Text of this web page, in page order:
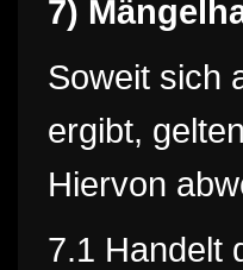
7)
Soweit sich
ergibt,
Hiervon
7.1 Handelt